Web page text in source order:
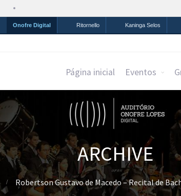
Simplifique!
Comunica BR Participe
Onofre Digital Ritornello Kaninga Selos
Página inicial Eventos
ARCHIVE
Robertson Gustavo de Macedo – Recital de